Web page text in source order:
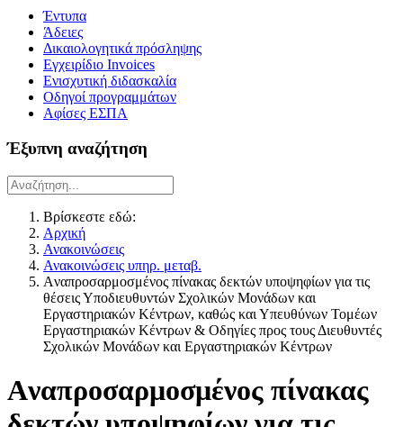
Έντυπα
Άδειες
Δικαιολογητικά πρόσληψης
Εγχειρίδιο Invoices
Ενισχυτική διδασκαλία
Οδηγοί προγραμμάτων
Αφίσες ΕΣΠΑ
Έξυπνη αναζήτηση
Βρίσκεστε εδώ:
Αρχική
Ανακοινώσεις
Ανακοινώσεις υπηρ. μεταβ.
Aναπροσαρμοσμένος πίνακας δεκτών υποψηφίων για τις
θέσεις Υποδιευθυντών Σχολικών Μονάδων και
Εργαστηριακών Κέντρων, καθώς και Υπευθύνων Τομέων
Εργαστηριακών Κέντρων & Οδηγίες προς τους Διευθυντές
Σχολικών Μονάδων και Εργαστηριακών Κέντρων
Aναπροσαρμοσμένος πίνακας